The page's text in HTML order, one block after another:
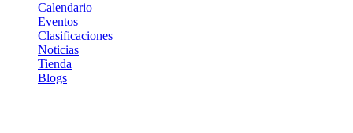
Calendario
Eventos
Clasificaciones
Noticias
Tienda
Blogs